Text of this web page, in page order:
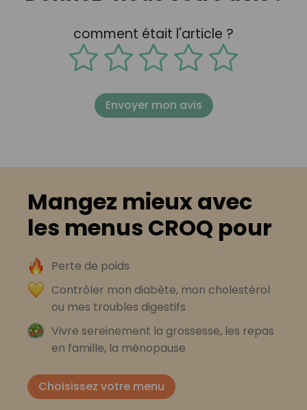
comment était l'article ?
Envoyer mon avis
Mangez mieux avec
les menus CROQ pour
Perte de poids
Contrôler mon diabète, mon cholestérol
ou mes troubles digestifs
Vivre sereinement la grossesse, les repas
en famille, la ménopause
Choisissez votre menu